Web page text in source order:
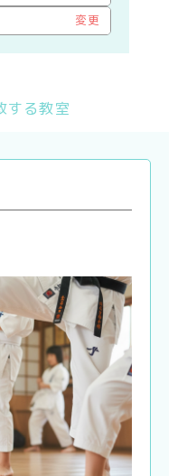
変更
する教室